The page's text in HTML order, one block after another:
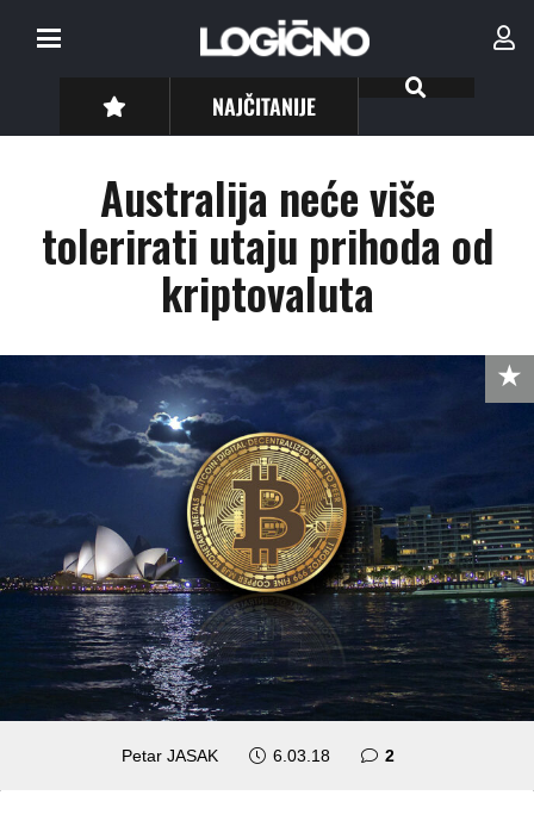
NAJČITANIJE
Australija neće više
tolerirati utaju prihoda od
kriptovaluta
Petar JASAK 6.03.18 2komentara